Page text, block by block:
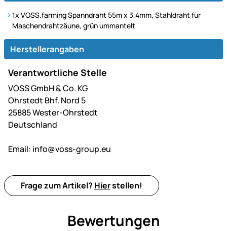
1x VOSS.farming Spanndraht 55m x 3,4mm, Stahldraht für
Maschendrahtzäune, grün ummantelt
Herstellerangaben
Verantwortliche Stelle
VOSS GmbH & Co. KG
Ohrstedt Bhf. Nord 5
25885 Wester-Ohrstedt
Deutschland
Email: info@voss-group.eu
Frage zum Artikel? Hierstellen!
Bewertungen